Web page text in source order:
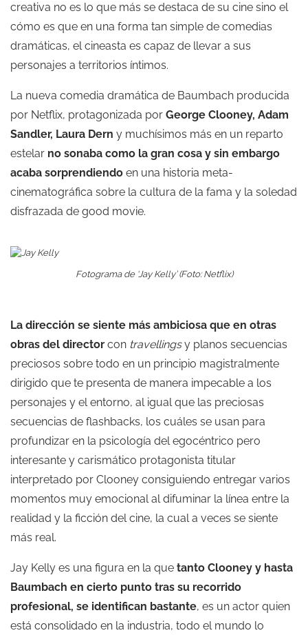
creativa no es lo que más se destaca de su cine sino el
cómo es que en una forma tan simple de comedias
dramáticas, el cineasta es capaz de llevar a sus
personajes a territorios íntimos.
La nueva comedia dramática de Baumbach producida
por Netflix, protagonizada por George Clooney, Adam
Sandler, Laura Dern y muchísimos más en un reparto
estelar no sonaba como la gran cosa y sin embargo
acaba sorprendiendo en una historia meta-
cinematográfica sobre la cultura de la fama y la soledad
disfrazada de good movie.
Fotograma de ‘Jay Kelly’ (Foto: Netflix)
La dirección se siente más ambiciosa que en otras
obras del director con travellingsy planos secuencias
preciosos sobre todo en un principio magistralmente
dirigido que te presenta de manera impecable a los
personajes y el entorno, al igual que las preciosas
secuencias de flashbacks, los cuáles se usan para
profundizar en la psicología del egocéntrico pero
interesante y carismático protagonista titular
interpretado por Clooney consiguiendo entregar varios
momentos muy emocional al difuminar la línea entre la
realidad y la ficción del cine, la cual a veces se siente
más real.
Jay Kelly es una figura en la que tanto Clooney y hasta
Baumbach en cierto punto tras su recorrido
profesional, se identifican bastante, es un actor quien
está consolidado en la industria, todo el mundo lo